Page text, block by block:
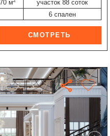
м
участок 88 соток
6 спален